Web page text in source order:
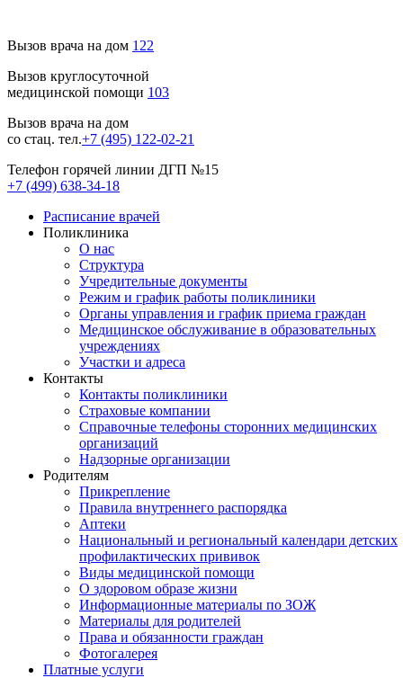
Вызов врача на дом 122
Вызов круглосуточной
медицинской помощи 103
Вызов врача на дом
со стац. тел.+7 (495) 122-02-21
Телефон горячей линии ДГП №15
+7 (499) 638-34-18
Расписание врачей
Поликлиника
О нас
Структура
Учредительные документы
Режим и график работы поликлиники
Органы управления и график приема граждан
Медицинское обслуживание в образовательных
учреждениях
Участки и адреса
Контакты
Контакты поликлиники
Страховые компании
Справочные телефоны сторонних медицинских
организаций
Надзорные организации
Родителям
Прикрепление
Правила внутреннего распорядка
Аптеки
Национальный и региональный календари детских
профилактических прививок
Виды медицинской помощи
О здоровом образе жизни
Информационные материалы по ЗОЖ
Материалы для родителей
Права и обязанности граждан
Фотогалерея
Платные услуги